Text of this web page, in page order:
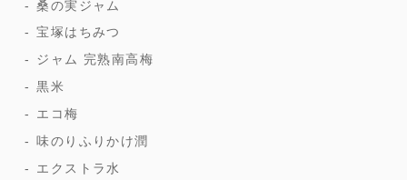
桑の実ジャム
宝塚はちみつ
ジャム 完熟南高梅
黒米
エコ梅
味のりふりかけ潤
エクストラ水